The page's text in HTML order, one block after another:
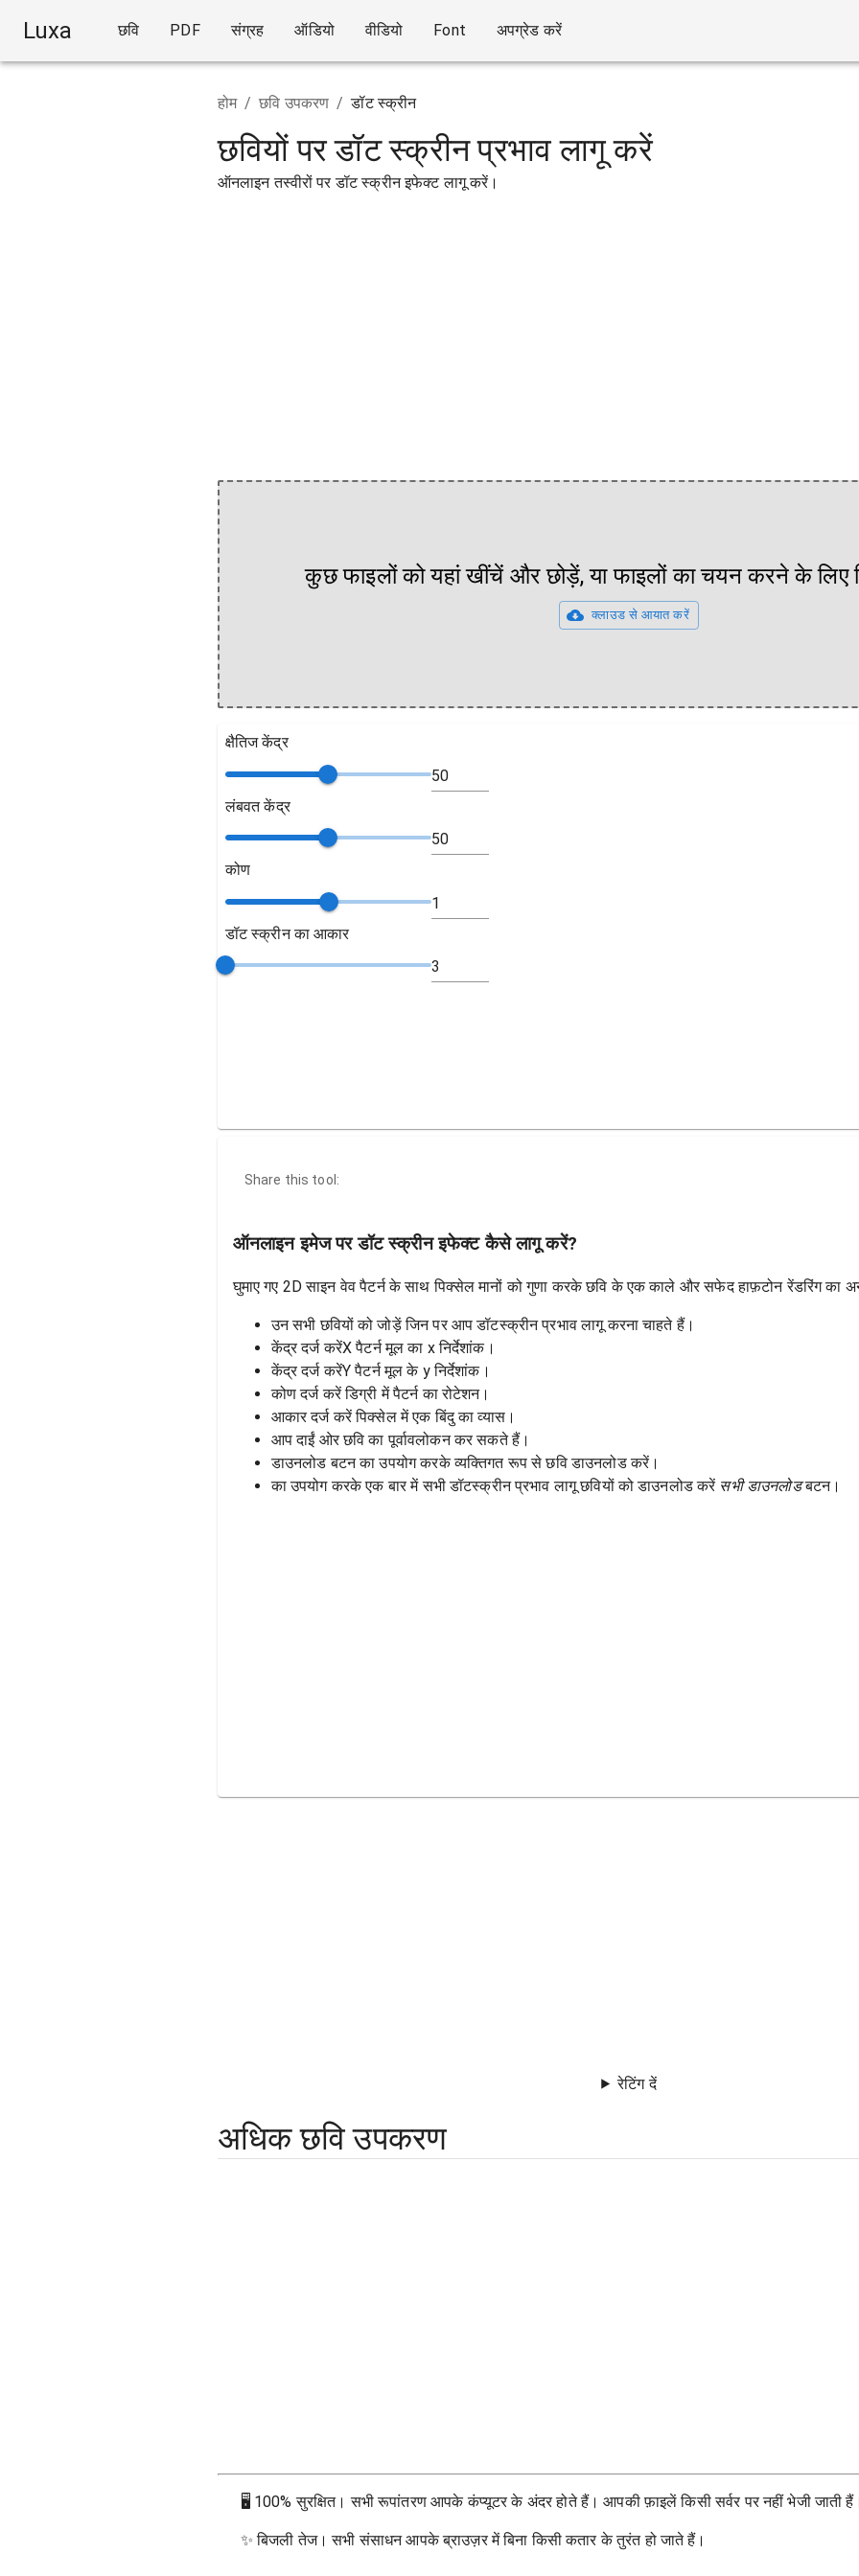
Luxa छवि PDF संग्रह ऑडियो वीडियो Font अपग्रेड करें
होम / छवि उपकरण / डॉट स्क्रीन
छवियों पर डॉट स्क्रीन प्रभाव लागू करें
ऑनलाइन तस्वीरों पर डॉट स्क्रीन इफेक्ट लागू करें।
कुछ फाइलों को यहां खींचें और छोड़ें, या फाइलों का चयन करने के लिए
क्लाउड से आयात करें
क्षैतिज केंद्र
लंबवत केंद्र
कोण
डॉट स्क्रीन का आकार
Share this tool:
ऑनलाइन इमेज पर डॉट स्क्रीन इफेक्ट कैसे लागू करें?
घुमाए गए 2D साइन वेव पैटर्न के साथ पिक्सेल मानों को गुणा करके छवि के एक काले और सफेद हाफ़टोन रेंडरिंग का
उन सभी छवियों को जोड़ें जिन पर आप डॉटस्क्रीन प्रभाव लागू करना चाहते हैं।
केंद्र दर्ज करेंX पैटर्न मूल का x निर्देशांक।
केंद्र दर्ज करेंY पैटर्न मूल के y निर्देशांक।
कोण दर्ज करें डिग्री में पैटर्न का रोटेशन।
आकार दर्ज करें पिक्सेल में एक बिंदु का व्यास।
आप दाईं ओर छवि का पूर्वावलोकन कर सकते हैं।
डाउनलोड बटन का उपयोग करके व्यक्तिगत रूप से छवि डाउनलोड करें।
का उपयोग करके एक बार में सभी डॉटस्क्रीन प्रभाव लागू छवियों को डाउनलोड करें सभी डाउनलोडबटन।
रेटिंग दें
अधिक छवि उपकरण
🖥 100% सुरक्षित। सभी रूपांतरण आपके कंप्यूटर के अंदर होते हैं। आपकी फ़ाइलें किसी सर्वर पर नहीं भेजी जाती हैं।
✨बिजली तेज। सभी संसाधन आपके ब्राउज़र में बिना किसी कतार के तुरंत हो जाते हैं।